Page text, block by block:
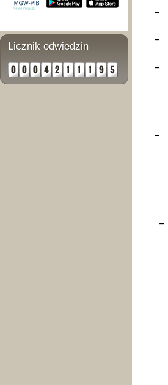
Licznik odwiedzin
-
-
-
-
-